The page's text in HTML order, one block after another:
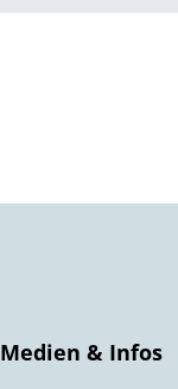
Medien & Infos